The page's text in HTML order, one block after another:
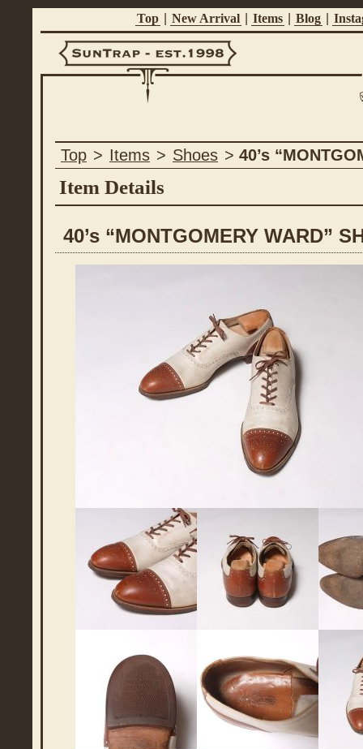
Top New Arrival Items Blog
Est.1998
Top > Items > Shoes > 40’s
Item Details
40’s “MONTGOMERY WARD”